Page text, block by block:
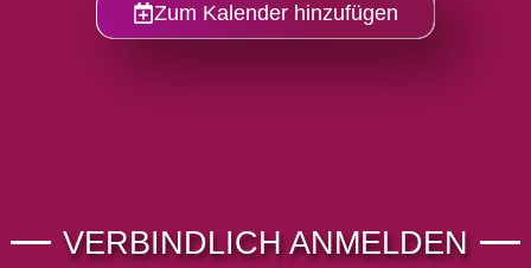
Zum Kalender hinzufügen
VERBINDLICH ANMELDEN